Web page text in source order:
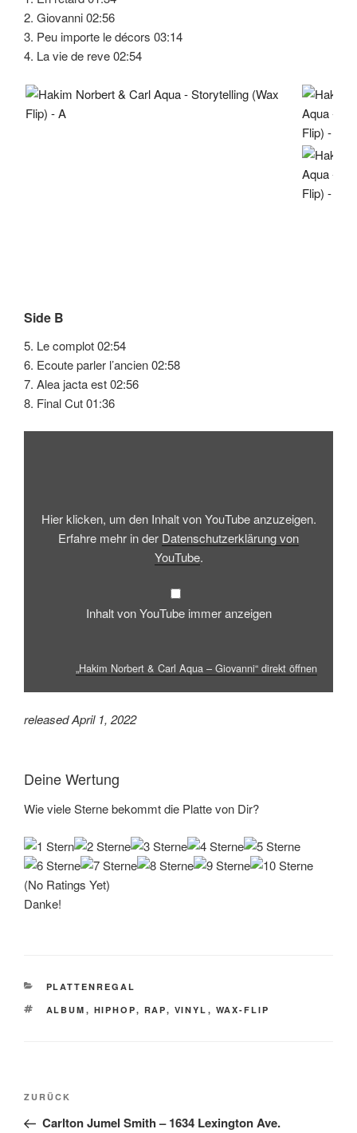
2. Giovanni 02:56
3. Peu importe le décors 03:14
4. La vie de reve 02:54
Side B
5. Le complot 02:54
6. Ecoute parler l’ancien 02:58
7. Alea jacta est 02:56
8. Final Cut 01:36
„Hakim
von
YouTube
anzeigen
Hier klicken, um den Inhalt von YouTube anzuzeigen.
Erfahre mehr in der Datenschutzerklärung von
YouTube.
Inhalt von YouTube immer anzeigen
„Hakim Norbert & Carl Aqua – Giovanni“ direkt öffnen
released April 1, 2022
Deine Wertung
Wie viele Sterne bekommt die Platte von Dir?
(No Ratings Yet)
Danke!
KATEGORIEN
PLATTENREGAL
SCHLAGWÖRTER
ALBUM , HIPHOP, RAP, VINYL , WAX-FLIP
Beitragsnavigation
Vorheriger
Beitrag
ZURÜCK
Carlton Jumel Smith – 1634 Lexington Ave.